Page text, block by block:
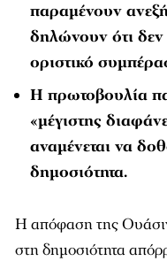
παραμένουν
δηλώνουν ότι
οριστικό
Η πρωτοβουλία
«μέγιστης
αναμένεται να
δημοσιότητα.
Η απόφαση της
στη δημοσιότητα